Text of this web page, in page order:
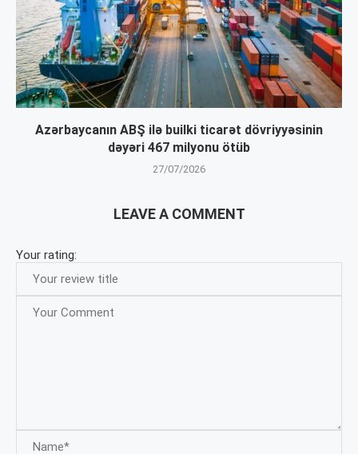
Azərbaycanın ABŞ ilə builki ticarət dövriyyəsinin
dəyəri 467 milyonu ötüb
27/07/2026
LEAVE A COMMENT
Your rating: